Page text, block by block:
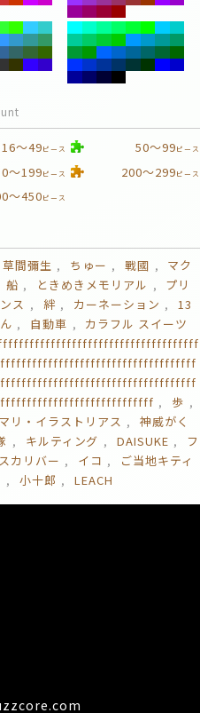
16～49ピース 50～99ピース
～199ピース 200～299ピース
～450ピース
草間彌生 ちゅー 戰國
マク
船 ときめきメモリアル
プリ
ス 絆 カーネーション
13
自動車
カラフル スイーツ
歩
マリ・イラストリアス
神威がく
キルティング DAISUKE
フ
カリバー イコ
ご当地キティ
小十郎 LEACH